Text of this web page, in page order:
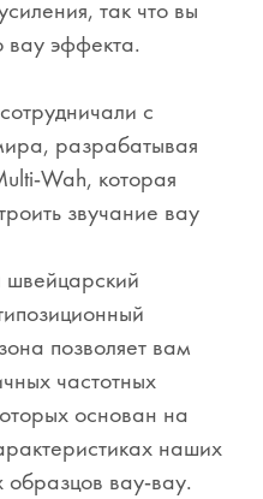
так что вы
вау эффекта.
с
разрабатывая
Wah, которая
звучание вау
позволяет вам
частотных
основан на
наших
вау-вау.